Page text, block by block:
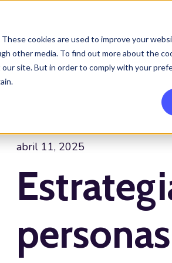
cookies are used to improve your
other media. To find out more about the
site. But in order to comply with your
Servicios
abril 11, 2025